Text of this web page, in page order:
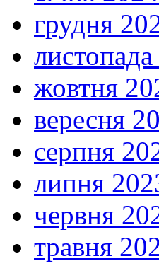
грудня
жовтня
вересня
серпня
липня
червня
травня